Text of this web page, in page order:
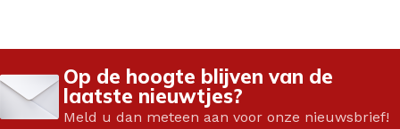
Op de hoogte blijven van de
laatste nieuwtjes?
Meld u dan meteen aan voor onze nieuwsbrief!